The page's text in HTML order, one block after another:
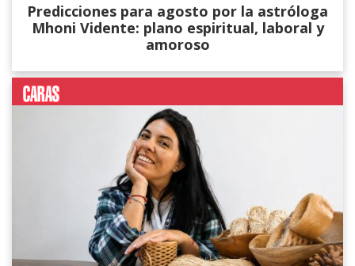
Predicciones para agosto por la astróloga
Mhoni Vidente: plano espiritual, laboral y
amoroso